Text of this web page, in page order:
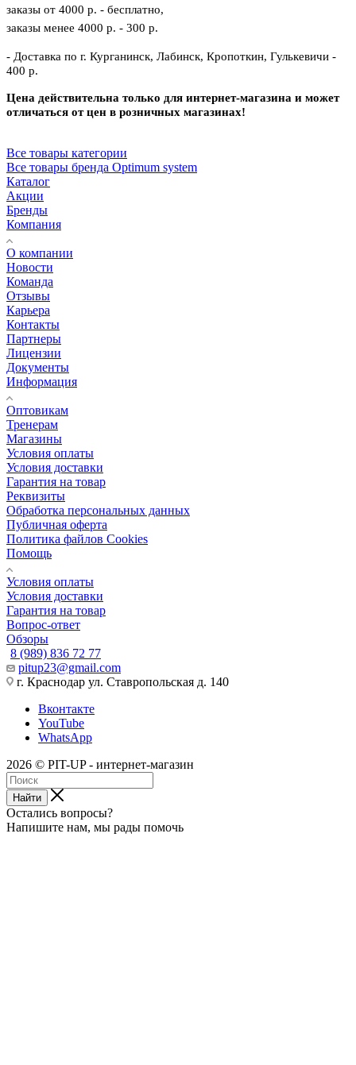
заказы от 4000 р. - бесплатно,
заказы менее 4000 р. - 300 р.
- Доставка по г. Курганинск, Лабинск, Кропоткин, Гулькевичи -
400 р.
Цена действительна только для интернет-магазина и может
отличаться от цен в розничных магазинах!
Все товары категории
Все товары бренда Optimum system
Каталог
Акции
Бренды
Компания
О компании
Новости
Команда
Отзывы
Карьера
Контакты
Партнеры
Лицензии
Документы
Информация
Оптовикам
Тренерам
Магазины
Условия оплаты
Условия доставки
Гарантия на товар
Реквизиты
Обработка персональных данных
Публичная оферта
Политика файлов Cookies
Помощь
Условия оплаты
Условия доставки
Гарантия на товар
Вопрос-ответ
Обзоры
8 (989) 836 72 77
pitup23@gmail.com
г. Краснодар ул. Ставропольская д. 140
Вконтакте
YouTube
WhatsApp
2026 © PIT-UP - интернет-магазин
Найти
Остались вопросы?
Напишите нам, мы рады помочь